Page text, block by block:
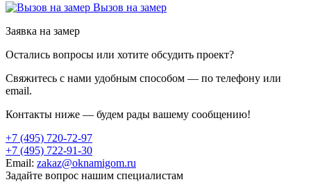
Вызов на замер
Заявка на замер
Остались вопросы или хотите обсудить проект?
Свяжитесь с нами удобным способом — по телефону или
email.
Контакты ниже — будем рады вашему сообщению!
+7 (495) 720-72-97
+7 (495) 722-91-30
Email: zakaz@oknamigom.ru
Задайте вопрос нашим специалистам